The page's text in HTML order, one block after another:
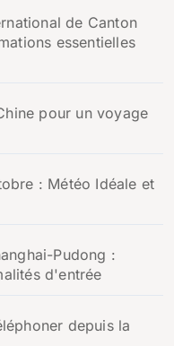
de Canton
essentielles
pour un voyage
: Météo Idéale et
Pudong :
d'entrée
depuis la